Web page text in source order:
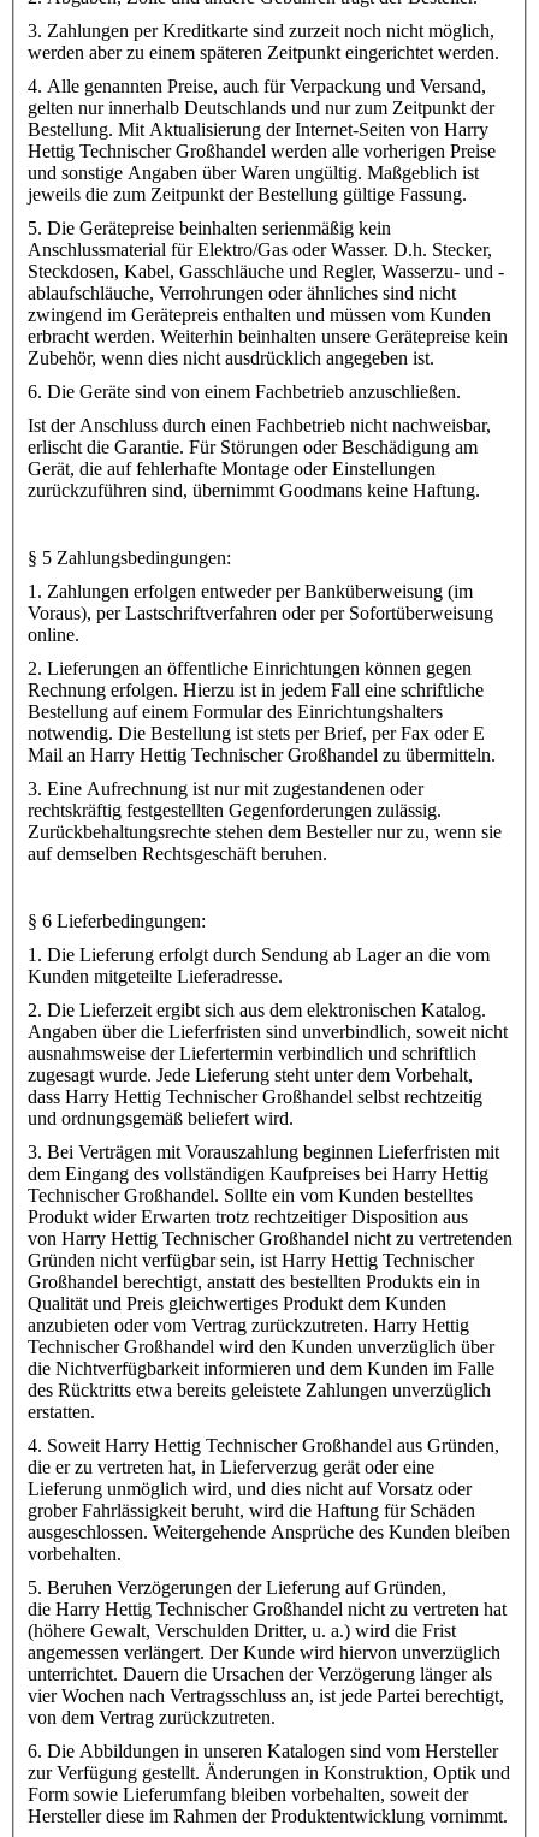
3. Zahlungen per Kreditkarte sind zurzeit noch nicht möglich,
werden aber zu einem späteren Zeitpunkt eingerichtet werden.
4. Alle genannten Preise, auch für Verpackung und Versand,
gelten nur innerhalb Deutschlands und nur zum Zeitpunkt der
Bestellung. Mit Aktualisierung der Internet-Seiten von Harry
Hettig Technischer Großhandel werden alle vorherigen Preise
und sonstige Angaben über Waren ungültig. Maßgeblich ist
jeweils die zum Zeitpunkt der Bestellung gültige Fassung.
5. Die Gerätepreise beinhalten serienmäßig kein
Anschlussmaterial für Elektro/Gas oder Wasser. D.h. Stecker,
Steckdosen, Kabel, Gasschläuche und Regler, Wasserzu- und -
ablaufschläuche, Verrohrungen oder ähnliches sind nicht
zwingend im Gerätepreis enthalten und müssen vom Kunden
erbracht werden. Weiterhin beinhalten unsere Gerätepreise kein
Zubehör, wenn dies nicht ausdrücklich angegeben ist.
6. Die Geräte sind von einem Fachbetrieb anzuschließen.
Ist der Anschluss durch einen Fachbetrieb nicht nachweisbar,
erlischt die Garantie. Für Störungen oder Beschädigung am
Gerät, die auf fehlerhafte Montage oder Einstellungen
zurückzuführen sind, übernimmt Goodmans keine Haftung.
§ 5 Zahlungsbedingungen:
1. Zahlungen erfolgen entweder per Banküberweisung (im
Voraus), per Lastschriftverfahren oder per Sofortüberweisung
online.
2. Lieferungen an öffentliche Einrichtungen können gegen
Rechnung erfolgen. Hierzu ist in jedem Fall eine schriftliche
Bestellung auf einem Formular des Einrichtungshalters
notwendig. Die Bestellung ist stets per Brief, per Fax oder E
Mail an Harry Hettig Technischer Großhandel zu übermitteln.
3. Eine Aufrechnung ist nur mit zugestandenen oder
rechtskräftig festgestellten Gegenforderungen zulässig.
Zurückbehaltungsrechte stehen dem Besteller nur zu, wenn sie
auf demselben Rechtsgeschäft beruhen.
§ 6 Lieferbedingungen:
1. Die Lieferung erfolgt durch Sendung ab Lager an die vom
Kunden mitgeteilte Lieferadresse.
2. Die Lieferzeit ergibt sich aus dem elektronischen Katalog.
Angaben über die Lieferfristen sind unverbindlich, soweit nicht
ausnahmsweise der Liefertermin verbindlich und schriftlich
zugesagt wurde. Jede Lieferung steht unter dem Vorbehalt,
dass Harry Hettig Technischer Großhandel selbst rechtzeitig
und ordnungsgemäß beliefert wird.
3. Bei Verträgen mit Vorauszahlung beginnen Lieferfristen mit
dem Eingang des vollständigen Kaufpreises bei Harry Hettig
Technischer Großhandel. Sollte ein vom Kunden bestelltes
Produkt wider Erwarten trotz rechtzeitiger Disposition aus
von Harry Hettig Technischer Großhandel nicht zu vertretenden
Gründen nicht verfügbar sein, ist Harry Hettig Technischer
Großhandel berechtigt, anstatt des bestellten Produkts ein in
Qualität und Preis gleichwertiges Produkt dem Kunden
anzubieten oder vom Vertrag zurückzutreten. Harry Hettig
Technischer Großhandel wird den Kunden unverzüglich über
die Nichtverfügbarkeit informieren und dem Kunden im Falle
des Rücktritts etwa bereits geleistete Zahlungen unverzüglich
erstatten.
4. Soweit Harry Hettig Technischer Großhandel aus Gründen,
die er zu vertreten hat, in Lieferverzug gerät oder eine
Lieferung unmöglich wird, und dies nicht auf Vorsatz oder
grober Fahrlässigkeit beruht, wird die Haftung für Schäden
ausgeschlossen. Weitergehende Ansprüche des Kunden bleiben
vorbehalten.
5. Beruhen Verzögerungen der Lieferung auf Gründen,
die Harry Hettig Technischer Großhandel nicht zu vertreten hat
(höhere Gewalt, Verschulden Dritter, u. a.) wird die Frist
angemessen verlängert. Der Kunde wird hiervon unverzüglich
unterrichtet. Dauern die Ursachen der Verzögerung länger als
vier Wochen nach Vertragsschluss an, ist jede Partei berechtigt,
von dem Vertrag zurückzutreten.
6. Die Abbildungen in unseren Katalogen sind vom Hersteller
zur Verfügung gestellt. Änderungen in Konstruktion, Optik und
Form sowie Lieferumfang bleiben vorbehalten, soweit der
Hersteller diese im Rahmen der Produktentwicklung vornimmt.